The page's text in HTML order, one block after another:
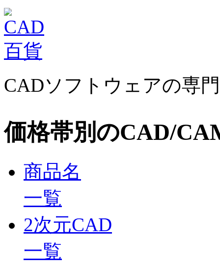
CADソフトウェアの専
価格帯別のCAD/
商品名
一覧
2次元CAD
一覧